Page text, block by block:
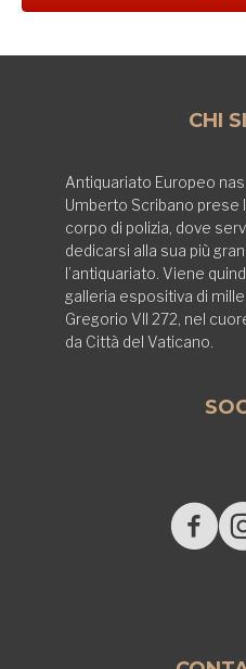
CHI
Antiquariato Europeo
Umberto Scribano prese
corpo di polizia, dove
dedicarsi alla sua più
l’antiquariato. Viene
galleria espositiva di
Gregorio VII 272, nel
da Città del Vaticano.